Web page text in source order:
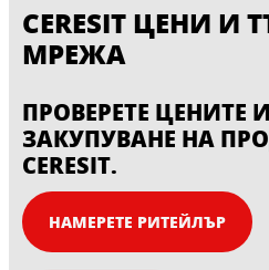
CERESIT ЦЕНИ И
МРЕЖА
ПРОВЕРЕТЕ ЦЕНИТЕ
ЗАКУПУВАНЕ НА
CERESIT.
НАМЕРЕТЕ РИТЕЙЛЪР